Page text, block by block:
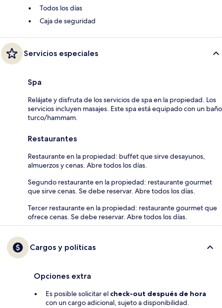
Todos los días
Caja de seguridad
Servicios especiales
Spa
Relájate y disfruta de los servicios de spa en la propiedad. Los
servicios incluyen masajes. Este spa está equipado con un baño
turco/hammam.
Restaurantes
Restaurante en la propiedad: buffet que sirve desayunos,
almuerzos y cenas. Abre todos los días.
Segundo restaurante en la propiedad: restaurante gourmet
que sirve cenas. Se debe reservar. Abre todos los días.
Tercer restaurante en la propiedad: restaurante gourmet que
ofrece cenas. Se debe reservar. Abre todos los días.
Cargos y políticas
Opciones extra
Es posible solicitar el check-out después de hora
con un cargo adicional, sujeto a disponibilidad.